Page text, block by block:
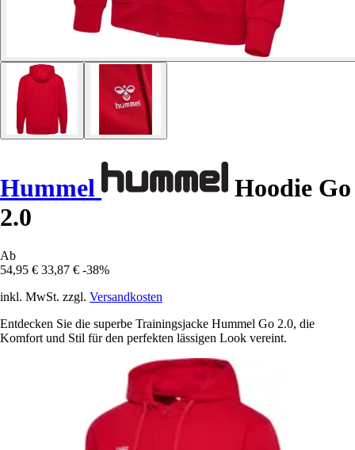
Hummel
Hoodie Go
2.0
Ab
54,95 € 33,87 € -38%
inkl. MwSt. zzgl. Versandkosten
Entdecken Sie die superbe Trainingsjacke Hummel Go 2.0, die
Komfort und Stil für den perfekten lässigen Look vereint.